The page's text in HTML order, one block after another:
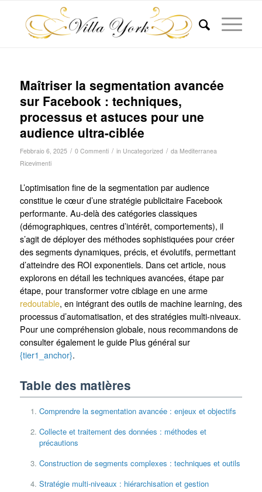
Maîtriser la segmentation avancée
sur Facebook : techniques,
processus et astuces pour une
audience ultra-ciblée
Febbraio 6, 2025 / 0 Commenti / in Uncategorized / da Mediterranea
Ricevimenti
L’optimisation fine de la segmentation par audience
constitue le cœur d’une stratégie publicitaire Facebook
performante. Au-delà des catégories classiques
(démographiques, centres d’intérêt, comportements), il
s’agit de déployer des méthodes sophistiquées pour créer
des segments dynamiques, précis, et évolutifs, permettant
d’atteindre des ROI exponentiels. Dans cet article, nous
explorons en détail les techniques avancées, étape par
étape, pour transformer votre ciblage en une arme
redoutable, en intégrant des outils de machine learning, des
processus d’automatisation, et des stratégies multi-niveaux.
Pour une compréhension globale, nous recommandons de
consulter également le guide Plus général sur
{tier1_anchor}.
Table des matières
Comprendre la segmentation avancée : enjeux et objectifs
Collecte et traitement des données : méthodes et
précautions
Construction de segments complexes : techniques et outils
Stratégie multi-niveaux : hiérarchisation et gestion